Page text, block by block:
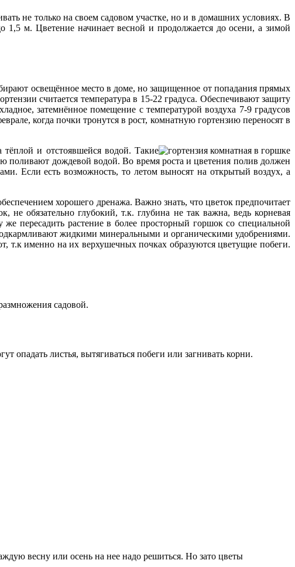
не только на своем садовом участке, но и в домашних условиях. В
1,5 м. Цветение начинает весной и продолжается до осени, а зимой
освещённое место в доме, но защищенное от попадания прямых
считается температура в 15-22 градуса. Обеспечивают защиту
затемнённое помещение с температурой воздуха 7-9 градусов
когда почки тронутся в рост, комнатную гортензию переносят в
тёплой и отстоявшейся водой. Такие
поливают дождевой водой. Во время роста и цветения полив должен
Если есть возможность, то летом выносят на открытый воздух, а
хорошего дренажа. Важно знать, что цветок предпочитает
обязательно глубокий, т.к. глубина не так важна, ведь корневая
пересадить растение в более просторный горшок со специальной
жидкими минеральными и органическими удобрениями.
т.к именно на их верхушечных почках образуются цветущие побеги.
садовой.
опадать листья, вытягиваться побеги или загнивать корни.
весну или осень на нее надо решиться. Но зато цветы